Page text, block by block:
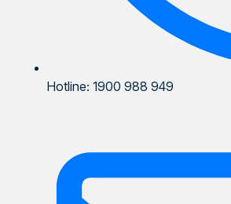
Hotline: 1900 988 949